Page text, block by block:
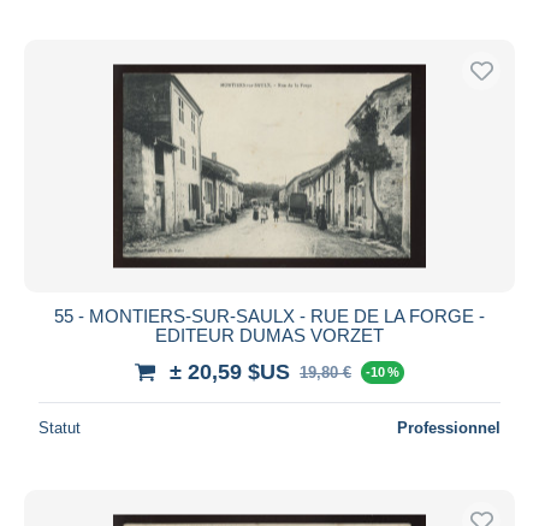
55 - MONTIERS-SUR-SAULX - RUE DE LA FORGE -
EDITEUR DUMAS VORZET
± 20,59 $US 19,80 € -10 %
Statut Professionnel